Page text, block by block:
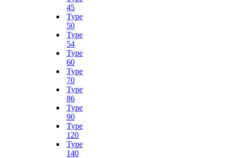
45
Type
50
Type
54
Type
60
Type
70
Type
86
Type
90
Type
120
Type
140